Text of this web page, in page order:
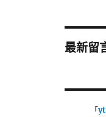
最新留
「